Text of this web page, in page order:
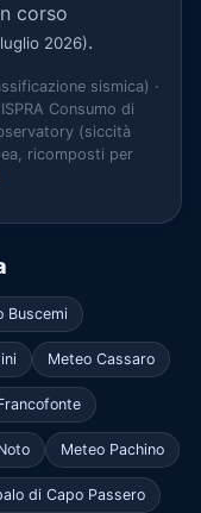
corso
2026).
sismica) ·
Consumo di
(siccità
ricomposti per
Buscemi
Meteo Cassaro
Meteo Pachino
di Capo Passero